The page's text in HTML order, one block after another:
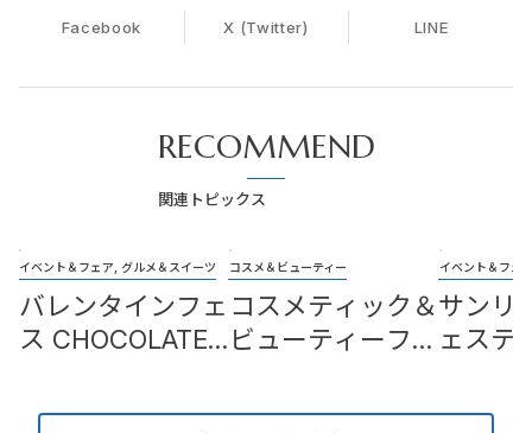
Facebook X (Twitter) LINE
RECOMMEND
関連トピックス
バレンタインフェ
ス CHOCOLATE
イベント＆フェア, グルメ＆スイーツ
コスメティック＆
ビューティーフェ
-リップ特集-
コスメ＆ビューティー
サンリ
ェステ
イベント＆フェ